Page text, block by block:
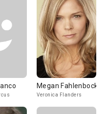
Megan Fahlenbock
Veronica Flanders